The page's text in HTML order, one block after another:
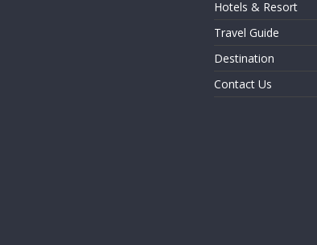
Hotels & Resort
Travel Guide
Destination
Contact Us